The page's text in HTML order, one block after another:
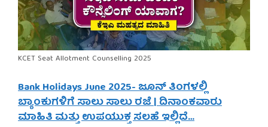
KCET Seat Allotment Counselling 2025
Bank Holidays June 2025- ಜೂನ್ ತಿಂಗಳಲ್ಲಿ
ಬ್ಯಾಂಕುಗಳಿಗೆ ಸಾಲು ಸಾಲು ರಜೆ | ದಿನಾಂಕವಾರು
ಮಾಹಿತಿ ಮತ್ತು ಉಪಯುಕ್ತ ಸಲಹೆ ಇಲ್ಲಿದೆ…